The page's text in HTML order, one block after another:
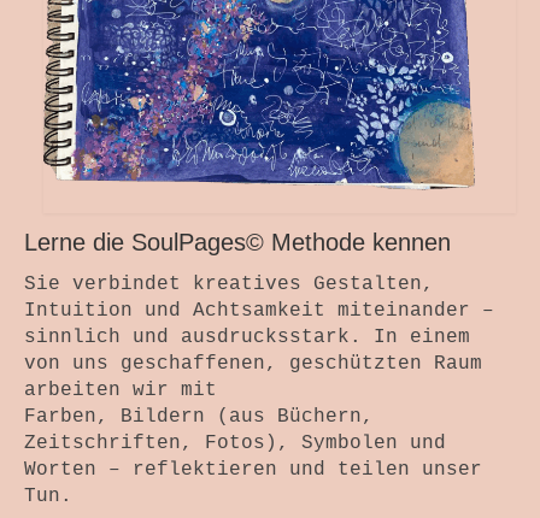
Kurse + Termine
Die Zeit Atmet – SoulPage
Lichtspuren – SoulPage
Lerne die SoulPages© Methode kennen
Sie verbindet kreatives Gestalten,
Intuition und Achtsamkeit miteinander –
sinnlich und ausdrucksstark. In einem
von uns geschaffenen, geschützten Raum
arbeiten wir mit
Farben, Bildern (aus Büchern,
Zeitschriften, Fotos), Symbolen und
Worten – reflektieren und teilen unser
Tun.